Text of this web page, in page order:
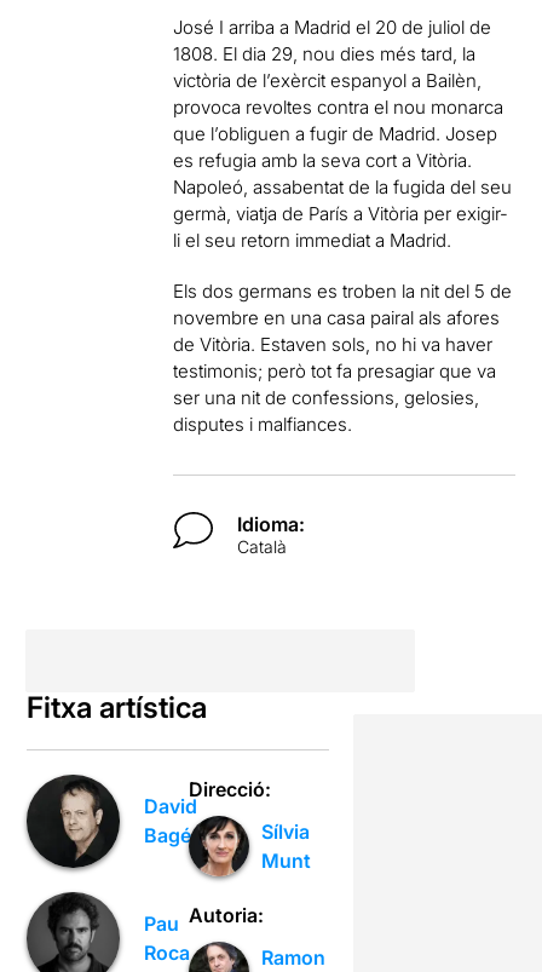
José I arriba a Madrid el 20 de juliol de
1808. El dia 29, nou dies més tard, la
victòria de l’exèrcit espanyol a Bailèn,
provoca revoltes contra el nou monarca
que l’obliguen a fugir de Madrid. Josep
es refugia amb la seva cort a Vitòria.
Napoleó, assabentat de la fugida del seu
germà, viatja de París a Vitòria per exigir-
li el seu retorn immediat a Madrid.
Els dos germans es troben la nit del 5 de
novembre en una casa pairal als afores
de Vitòria. Estaven sols, no hi va haver
testimonis; però tot fa presagiar que va
ser una nit de confessions, gelosies,
disputes i malfiances.
Idioma:
Català
Fitxa artística
David
Bagés
Pau
Roca
Direcció:
Sílvia
Munt
Autoria:
Ramon